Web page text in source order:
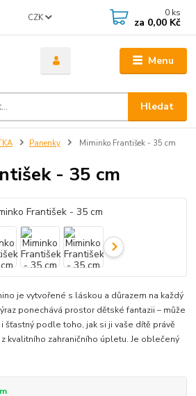
Menu
CZK
Hledat
0 ks
za 0,00 Kč
Panenky Miminko František - 35 cm
- 35 cm
je vytvořené s láskou a důrazem na každý
ponechává prostor dětské fantazii – může
šťastný podle toho, jak si ji vaše dítě právě
kvalitního zahraničního úpletu. Je oblečený